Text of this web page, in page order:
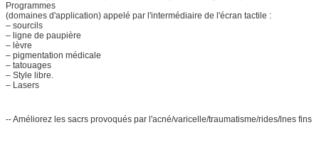
Programmes
(domaines d'application) appelé par l'intermédiaire de l'écran tactile :
– sourcils
– ligne de paupière
– lèvre
– pigmentation médicale
– tatouages
– Style libre.
– Lasers
-- Améliorez les sacrs provoqués par l'acné/varicelle/traumatisme/rides/lnes fins